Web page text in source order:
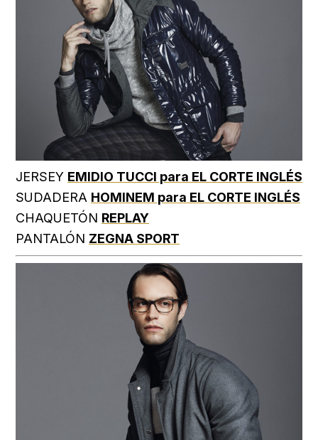
JERSEY EMIDIO TUCCI para EL CORTE INGLÉS
SUDADERA HOMINEM para EL CORTE INGLÉS
CHAQUETÓN REPLAY
PANTALÓN ZEGNA SPORT